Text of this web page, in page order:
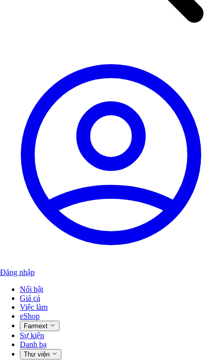
Đăng nhập
Nổi bật
Giá cả
Việc làm
eShop
Farmext
Sự kiện
Danh bạ
Thư viện